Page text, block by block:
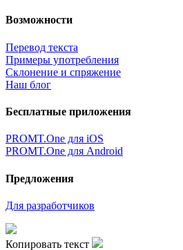
Возможности
Перевод текста
Примеры употребления
Склонение и спряжение
Наш блог
Бесплатные приложения
PROMT.One для iOS
PROMT.One для Android
Предложения
Для разработчиков
Копировать текст